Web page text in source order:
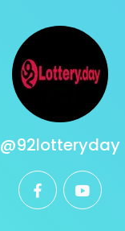
@92lotteryday
facebookyoutube